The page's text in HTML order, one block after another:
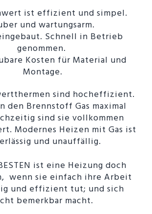
ist effizient und simpel.
und wartungsarm.
Schnell in Betrieb
genommen.
Kosten für Material und
Montage.
sind hocheffizient.
den Brennstoff Gas maximal
sind sie vollkommen
Modernes Heizen mit Gas ist
und unauffällig.
ist eine Heizung doch
wenn sie einfach ihre Arbeit
und effizient tut; und sich
bemerkbar macht.